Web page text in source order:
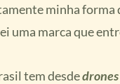
minha forma
uma marca que
tem desde